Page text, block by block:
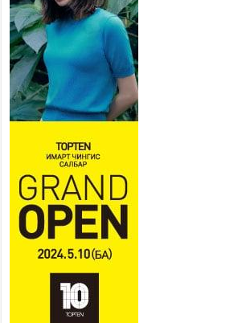
2026 оны 7 сар 15 / 11 цаг 18 минут
Үндэсний их баяр наадам
эхэллээ
2026 оны 7 сар 15 / 11 цаг 14 минут
Үер усны аюулаас сэргийлж, нийслэлийн Онцгой
байдлын газрын 162 алба хаагч үүрэг гүйцэтгэж
2026 оны 7 сар 15 / 11 цаг 07 минут
Үндэсний их сурын харваанд 850 харваач цэц
мэргэнээ сорьж байна
2026 оны 7 сар 15 / 11 цаг 03 минут
Төв цэнгэлдэхийн эргэн тойронд
2026 оны 7 сар 15 / 10 цаг 58 минут
Үндэсний их баяр наадмын шагайн харваа
насанд хүрэгчдийн багийн харваагаар
үргэлжилж байна
2026 оны 7 сар 15 / 10 цаг 52 минут